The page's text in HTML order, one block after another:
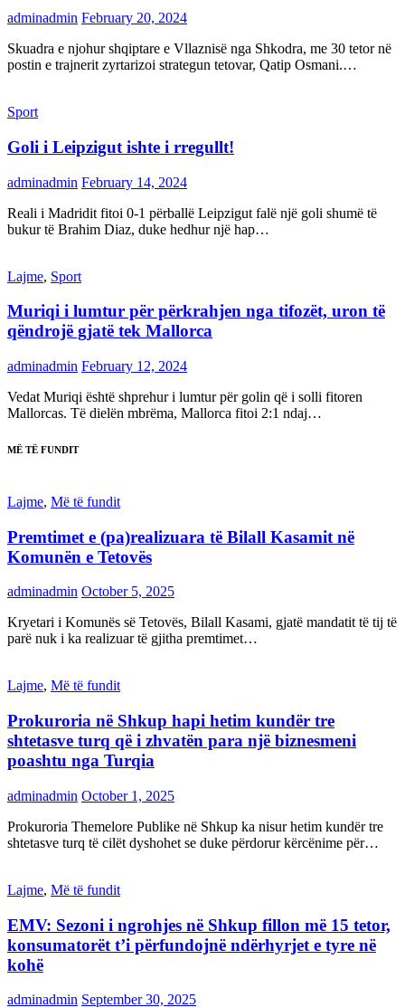
adminadmin February 20, 2024
Skuadra e njohur shqiptare e Vllaznisë nga Shkodra, me 30 tetor në
postin e trajnerit zyrtarizoi strategun tetovar, Qatip Osmani.…
Sport
Goli i Leipzigut ishte i rregullt!
adminadmin February 14, 2024
Reali i Madridit fitoi 0-1 përballë Leipzigut falë një goli shumë të
bukur të Brahim Diaz, duke hedhur një hap…
Lajme, Sport
Muriqi i lumtur për përkrahjen nga tifozët, uron të
qëndrojë gjatë tek Mallorca
adminadmin February 12, 2024
Vedat Muriqi është shprehur i lumtur për golin që i solli fitoren
Mallorcas. Të dielën mbrëma, Mallorca fitoi 2:1 ndaj…
MË TË FUNDIT
Lajme, Më të fundit
Premtimet e (pa)realizuara të Bilall Kasamit në
Komunën e Tetovës
adminadmin October 5, 2025
Kryetari i Komunës së Tetovës, Bilall Kasami, gjatë mandatit të tij të
parë nuk i ka realizuar të gjitha premtimet…
Lajme, Më të fundit
Prokuroria në Shkup hapi hetim kundër tre
shtetasve turq që i zhvatën para një biznesmeni
poashtu nga Turqia
adminadmin October 1, 2025
Prokuroria Themelore Publike në Shkup ka nisur hetim kundër tre
shtetasve turq të cilët dyshohet se duke përdorur kërcënime për…
Lajme, Më të fundit
EMV: Sezoni i ngrohjes në Shkup fillon më 15 tetor,
konsumatorët t’i përfundojnë ndërhyrjet e tyre në
kohë
adminadmin September 30, 2025